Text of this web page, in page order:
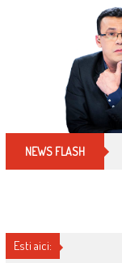
NEWS FLASH
Esti aici: